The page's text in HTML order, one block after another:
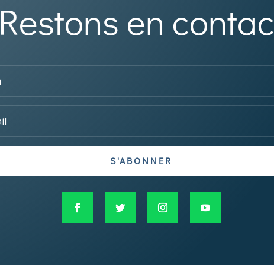
Restons en
S'ABONNER